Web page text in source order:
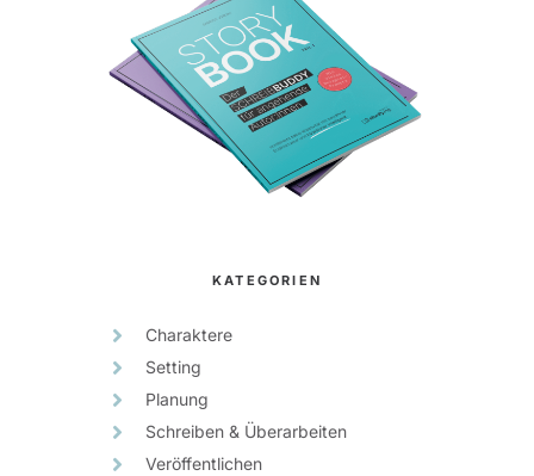
KATEGORIEN
Charaktere
Setting
Planung
Schreiben & Überarbeiten
Veröffentlichen